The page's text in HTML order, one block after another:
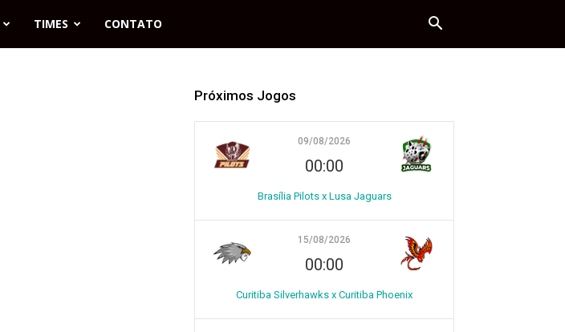
TIMES CONTATO
Próximos Jogos
09/08/2026
00:00
Brasília Pilots x Lusa Jaguars
15/08/2026
00:00
Curitiba Silverhawks x Curitiba Phoenix